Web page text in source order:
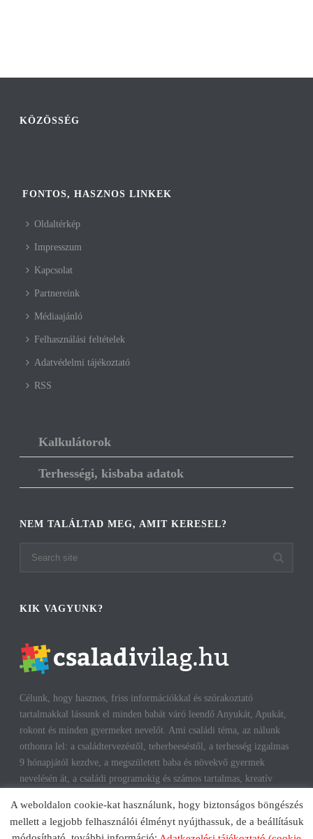
KÖZÖSSÉG
FONTOS, HASZNOS LINKEK
Oldaltérkép
Impresszum
Kapcsolat
Partnereink
Médiaajánló
Felhasználási feltételek
Adatvédelmi tájékoztató
RSS
Kalkulátorok
Terhességi, kisbaba adatok
NEM TALÁLTAD MEG, AMIT KERESEL?
KIK VAGYUNK?
Célunk, hogy hasznos, friss információkkal és szórakoztató
tartalmakkal lássunk el minden babát váró leendő Anyukát, Apukát,
rokont és minden gyermeket nevelőt. Ami családi téma, az nálunk
otthonra lel: a családtervezéstől, teherbeeséstől, a terhesség izgalmas
9 hónapjától kezdve, a megszületett baba és növekvő gyermek
nevelésén át, a családi programokig és számos tartalmas, kreatív
gyermekkorhoz, gyerekeink testi és lelki egészségéhez az út többek
között a szülők megfelelő attitűdje, kíváncsisága, jól informáltsága
A weboldalon cookie-kat használunk, hogy biztonságos böngészés
mellett a legjobb felhasználói élményt nyújthassuk, de a beállításuk